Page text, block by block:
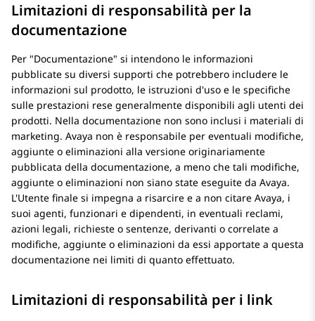
Limitazioni di responsabilità per la
documentazione
Per Documentazione si intendono le informazioni
pubblicate su diversi supporti che potrebbero includere le
informazioni sul prodotto, le istruzioni d'uso e le specifiche
sulle prestazioni rese generalmente disponibili agli utenti dei
prodotti. Nella documentazione non sono inclusi i materiali di
marketing. Avaya non è responsabile per eventuali modifiche,
aggiunte o eliminazioni alla versione originariamente
pubblicata della documentazione, a meno che tali modifiche,
aggiunte o eliminazioni non siano state eseguite da Avaya.
L'Utente finale si impegna a risarcire e a non citare Avaya, i
suoi agenti, funzionari e dipendenti, in eventuali reclami,
azioni legali, richieste o sentenze, derivanti o correlate a
modifiche, aggiunte o eliminazioni da essi apportate a questa
documentazione nei limiti di quanto effettuato.
Limitazioni di responsabilità per i link